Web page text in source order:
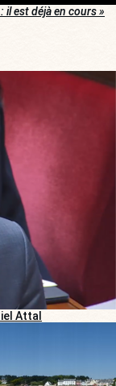
il est déjà en cours »
Attal